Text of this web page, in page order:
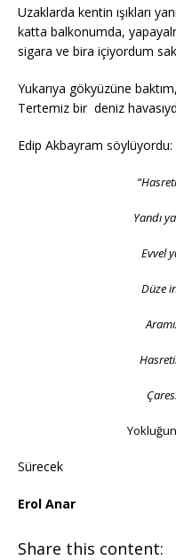
Uzaklarda kentin ışıkları
katta balkonumda,
sigara ve bira içiyordum
Yukarıya gökyüzüne
Tertemiz bir deniz
Edip Akbayram söylüyordu:
Yandı
Evvel
Düze
Sürecek
Erol Anar
Share this content: